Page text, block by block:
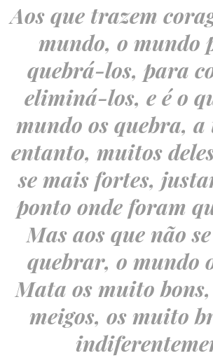
Aos que trazem
mundo, o mundo
quebrá-los, para
eliminá-los, e é o
mundo os quebra, a
entanto, muitos
se mais fortes,
ponto onde foram
Mas aos que não
quebrar, o mundo
Mata os muito
meigos, os muito